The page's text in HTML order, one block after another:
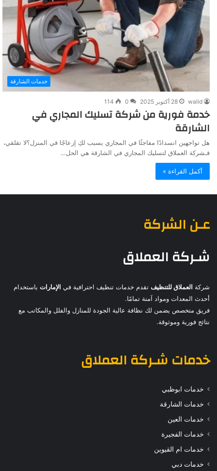
خدمات الشارقة
walid 28 أكتوبر 2025 0
114
خدمة فورية من شركة تسليك المجاري في
الشارقة
هل تواجهين انسدادًا مفاجئًا في المجاري يسبب لكِ إزعاجًا في المنزل؟لا تقلقي،
فـشركة العملاق لتسليك المجاري في الشارقة هي الحل…
أكمل القراءة »
عـن الشركة
شـركة العملاق
شركة العملاق للتنظيف تقدم خدمات تنظيف احترافية في الإمارات باستخدام
أحدث المعدات ومواد آمنة تمامًا.
فريق متخصص يضمن لك نظافة عالية الجودة للمنازل والفلل والمكاتب مع
نتائج فورية وموثوقة.
خدمات شـركة العملاق
خدمات ابوظبي
خدمات الشارقة
خدمات العين
خدمات الفجيرة
خدمات ام القيوين
خدمات دبي